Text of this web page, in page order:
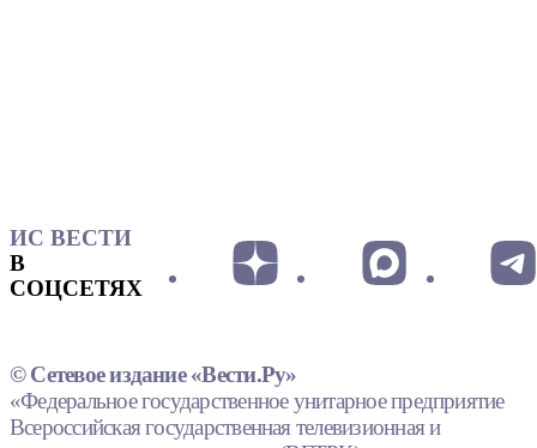
ИС ВЕСТИ
В
СОЦСЕТЯХ
© Сетевое издание «Вести.Ру»
«Федеральное государственное унитарное предприятие
Всероссийская государственная телевизионная и